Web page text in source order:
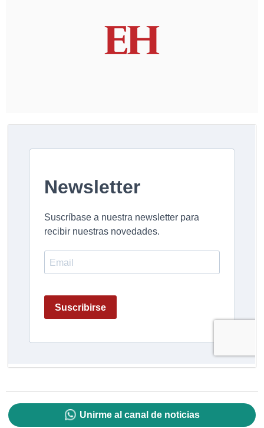
Unirme al canal de noticias